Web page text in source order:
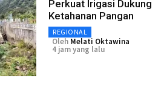
Perkuat Irigasi Dukung
Ketahanan Pangan
REGIONAL
Oleh Melati Oktawina
4 jam yang lalu